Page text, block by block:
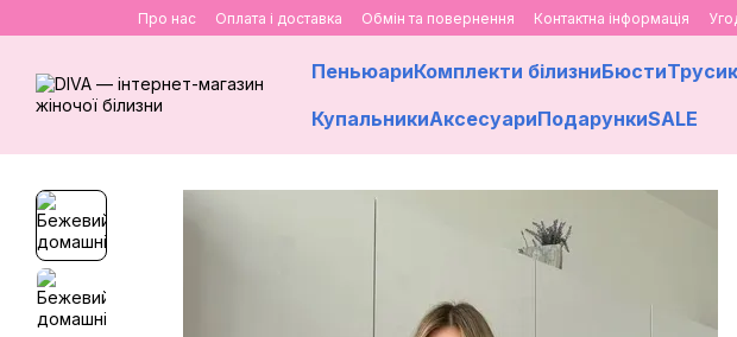
Перейти до основного контенту
Про нас Оплата і доставка Обмін та повернення Контактна інформація
ПеньюариКомплекти білизниБюсти
КупальникиАксесуариПодарункиSALE